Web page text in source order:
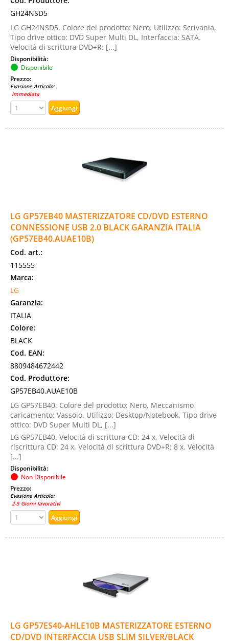
GH24NSD5
LG GH24NSD5. Colore del prodotto: Nero. Utilizzo: Scrivania,
Tipo drive ottico: DVD Super Multi DL, Interfaccia: SATA.
Velocità di scrittura DVD+R: [...]
Disponibilità:
Disponibile
Prezzo:
Evasione Articolo:
Immediata
LG GP57EB40 MASTERIZZATORE CD/DVD ESTERNO
CONNESSIONE USB 2.0 BLACK GARANZIA ITALIA
(GP57EB40.AUAE10B)
Cod. art.:
115555
Marca:
LG
Garanzia:
ITALIA
Colore:
BLACK
Cod. EAN:
8809484672442
Cod. Produttore:
GP57EB40.AUAE10B
LG GP57EB40. Colore del prodotto: Nero, Meccanismo
caricamento: Vassoio. Utilizzo: Desktop/Notebook, Tipo drive
ottico: DVD Super Multi DL, [...]
LG GP57EB40. Velocità di scrittura CD: 24 x, Velocità di
riscrittura CD: 24 x, Velocità di scrittura DVD+R: 8 x. Velocità
[...]
Disponibilità:
Non Disponibile
Prezzo:
Evasione Articolo:
2-5 Giorni lavorativi
LG GP57ES40-AHLE10B MASTERIZZATORE ESTERNO
CD/DVD INTERFACCIA USB SLIM SILVER/BLACK